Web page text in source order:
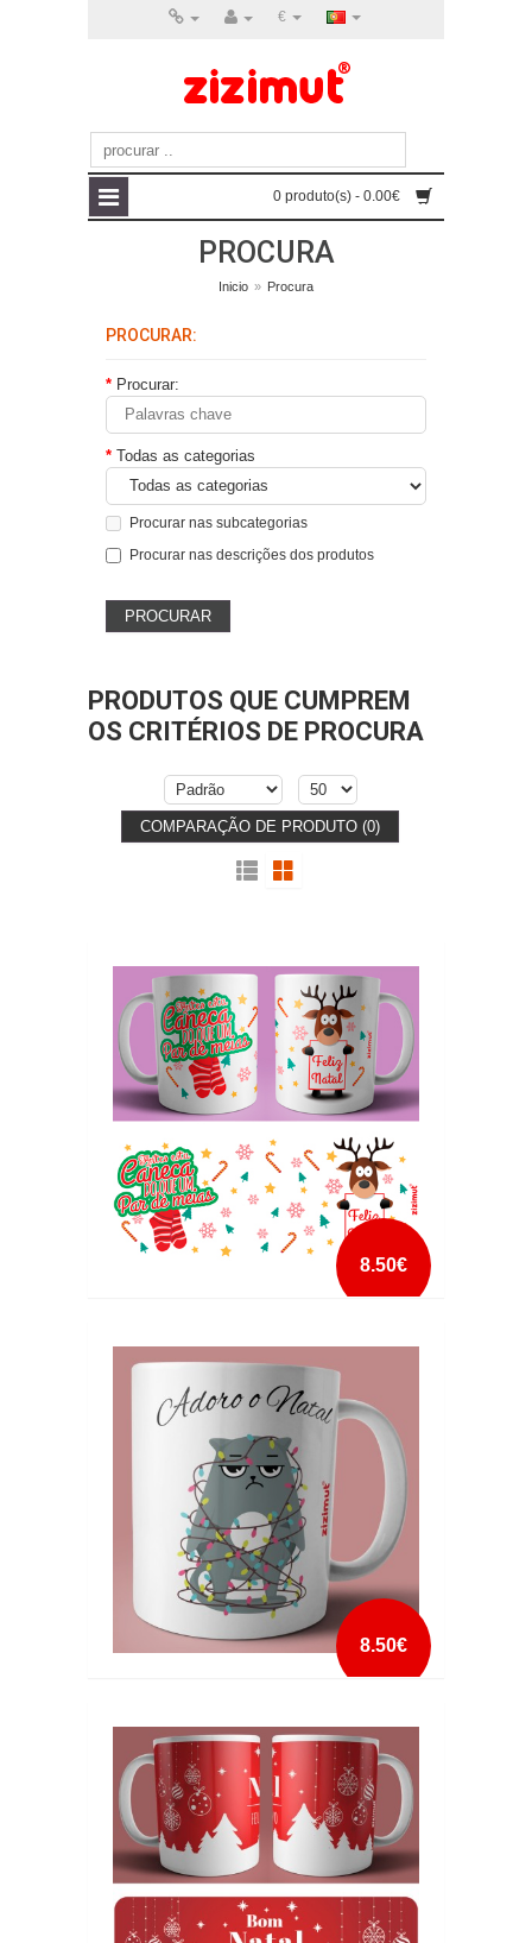
€
0 produto(s) - 0.00€
PROCURA
Inicio » Procura
PROCURAR:
Procurar:
Todas as categorias
Procurar nas subcategorias
Procurar nas descrições dos produtos
PRODUTOS QUE CUMPREM
OS CRITÉRIOS DE PROCURA
COMPARAÇÃO DE PRODUTO (0)
8.50€
MEIAS
mais info
8.50€
mais info
add à lista